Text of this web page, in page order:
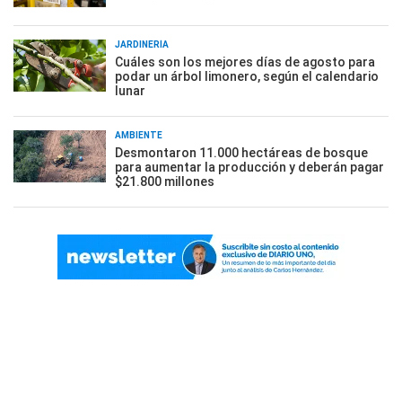
JARDINERÍA
Cuáles son los mejores días de agosto para
podar un árbol limonero, según el calendario
lunar
AMBIENTE
Desmontaron 11.000 hectáreas de bosque
para aumentar la producción y deberán pagar
$21.800 millones